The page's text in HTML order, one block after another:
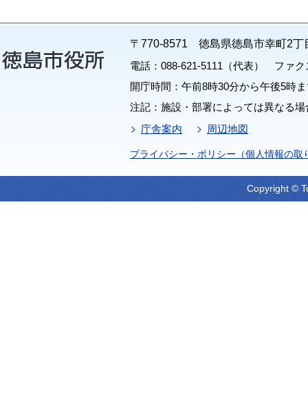
〒770-8571 徳島県徳島市幸町2丁
電話：088-621-5111（代表） ファク
開庁時間：午前8時30分から午後5時
注記：施設・部署によっては異なる
庁舎案内
周辺地図
プライバシー・ポリシー（個人情報の取
Copyright ©